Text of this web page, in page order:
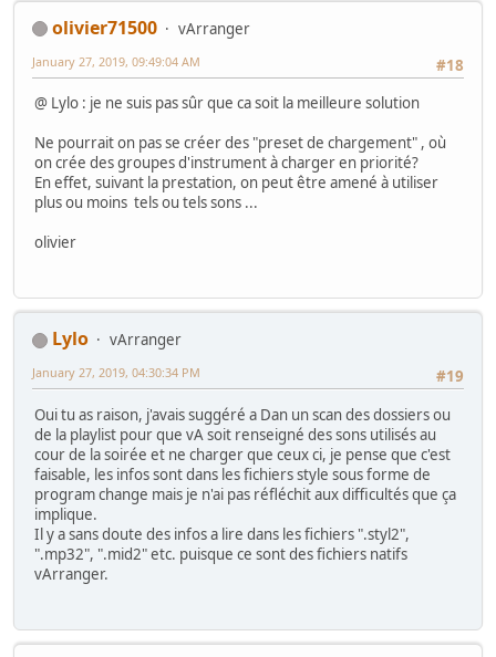
olivier71500
vArranger
#18
January 27, 2019, 09:49:04 AM
@ Lylo : je ne suis pas sûr que ca soit la meilleure solution
Ne pourrait on pas se créer des "preset de chargement" , où
on crée des groupes d'instrument à charger en priorité?
En effet, suivant la prestation, on peut être amené à utiliser
plus ou moins tels ou tels sons ...
olivier
Lylo
vArranger
#19
January 27, 2019, 04:30:34 PM
Oui tu as raison, j'avais suggéré a Dan un scan des dossiers ou
de la playlist pour que vA soit renseigné des sons utilisés au
cour de la soirée et ne charger que ceux ci, je pense que c'est
faisable, les infos sont dans les fichiers style sous forme de
program change mais je n'ai pas réfléchit aux difficultés que ça
implique.
Il y a sans doute des infos a lire dans les fichiers ".styl2",
".mp32", ".mid2" etc. puisque ce sont des fichiers natifs
vArranger.